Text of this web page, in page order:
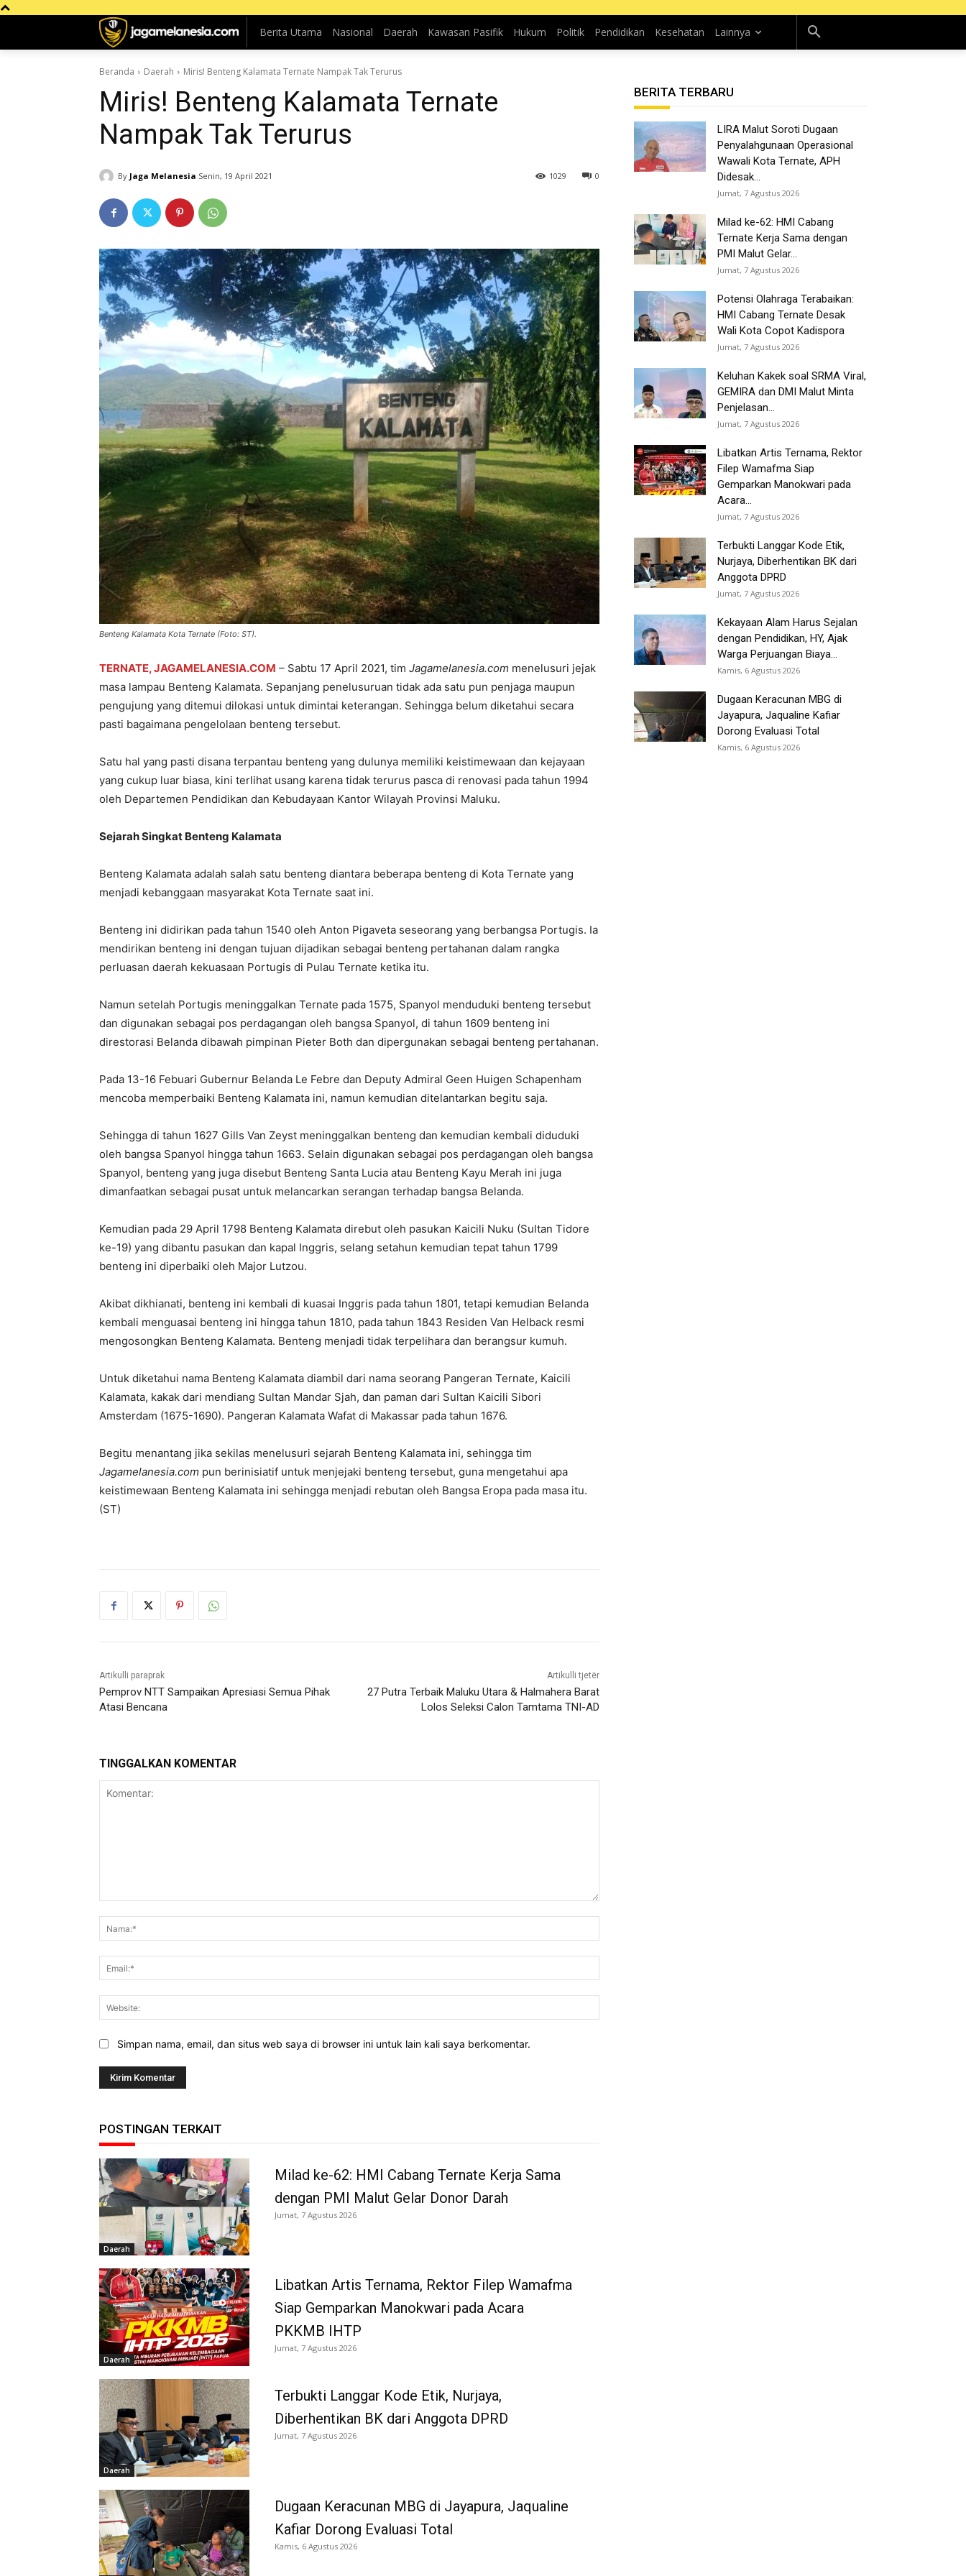
Berita Utama Nasional Daerah Kawasan Pasifik Hukum Politik Pendidikan Kesehatan Lainnya
Beranda Daerah Miris! Benteng Kalamata Ternate Nampak Tak Terurus
Miris! Benteng Kalamata Ternate
Nampak Tak Terurus
By Jaga Melanesia Senin, 19 April 2021 0
1029
Benteng Kalamata Kota Ternate (Foto: ST).
TERNATE, JAGAMELANESIA.COM – Sabtu 17 April 2021, tim Jagamelanesia.com menelusuri jejak
masa lampau Benteng Kalamata. Sepanjang penelusuruan tidak ada satu pun penjaga maupun
pengujung yang ditemui dilokasi untuk dimintai keterangan. Sehingga belum diketahui secara
pasti bagaimana pengelolaan benteng tersebut.
Satu hal yang pasti disana terpantau benteng yang dulunya memiliki keistimewaan dan kejayaan
yang cukup luar biasa, kini terlihat usang karena tidak terurus pasca di renovasi pada tahun 1994
oleh Departemen Pendidikan dan Kebudayaan Kantor Wilayah Provinsi Maluku.
Sejarah Singkat Benteng Kalamata
Benteng Kalamata adalah salah satu benteng diantara beberapa benteng di Kota Ternate yang
menjadi kebanggaan masyarakat Kota Ternate saat ini.
Benteng ini didirikan pada tahun 1540 oleh Anton Pigaveta seseorang yang berbangsa Portugis. Ia
mendirikan benteng ini dengan tujuan dijadikan sebagai benteng pertahanan dalam rangka
perluasan daerah kekuasaan Portugis di Pulau Ternate ketika itu.
Namun setelah Portugis meninggalkan Ternate pada 1575, Spanyol menduduki benteng tersebut
dan digunakan sebagai pos perdagangan oleh bangsa Spanyol, di tahun 1609 benteng ini
direstorasi Belanda dibawah pimpinan Pieter Both dan dipergunakan sebagai benteng pertahanan.
Pada 13-16 Febuari Gubernur Belanda Le Febre dan Deputy Admiral Geen Huigen Schapenham
mencoba memperbaiki Benteng Kalamata ini, namun kemudian ditelantarkan begitu saja.
Sehingga di tahun 1627 Gills Van Zeyst meninggalkan benteng dan kemudian kembali diduduki
oleh bangsa Spanyol hingga tahun 1663. Selain digunakan sebagai pos perdagangan oleh bangsa
Spanyol, benteng yang juga disebut Benteng Santa Lucia atau Benteng Kayu Merah ini juga
dimanfaatkan sebagai pusat untuk melancarkan serangan terhadap bangsa Belanda.
Kemudian pada 29 April 1798 Benteng Kalamata direbut oleh pasukan Kaicili Nuku (Sultan Tidore
ke-19) yang dibantu pasukan dan kapal Inggris, selang setahun kemudian tepat tahun 1799
benteng ini diperbaiki oleh Major Lutzou.
Akibat dikhianati, benteng ini kembali di kuasai Inggris pada tahun 1801, tetapi kemudian Belanda
kembali menguasai benteng ini hingga tahun 1810, pada tahun 1843 Residen Van Helback resmi
mengosongkan Benteng Kalamata. Benteng menjadi tidak terpelihara dan berangsur kumuh.
Untuk diketahui nama Benteng Kalamata diambil dari nama seorang Pangeran Ternate, Kaicili
Kalamata, kakak dari mendiang Sultan Mandar Sjah, dan paman dari Sultan Kaicili Sibori
Amsterdam (1675-1690). Pangeran Kalamata Wafat di Makassar pada tahun 1676.
Begitu menantang jika sekilas menelusuri sejarah Benteng Kalamata ini, sehingga tim
Jagamelanesia.com pun berinisiatif untuk menjejaki benteng tersebut, guna mengetahui apa
keistimewaan Benteng Kalamata ini sehingga menjadi rebutan oleh Bangsa Eropa pada masa itu.
(ST)
Artikulli paraprak
Pemprov NTT Sampaikan Apresiasi Semua Pihak
Atasi Bencana
Artikulli tjetër
27 Putra Terbaik Maluku Utara & Halmahera Barat
Lolos Seleksi Calon Tamtama TNI-AD
TINGGALKAN KOMENTAR
Simpan nama, email, dan situs web saya di browser ini untuk lain kali saya berkomentar.
POSTINGAN TERKAIT
Daerah
Milad ke-62: HMI Cabang Ternate Kerja Sama
dengan PMI Malut Gelar Donor Darah
Jumat, 7 Agustus 2026
Daerah
Libatkan Artis Ternama, Rektor Filep Wamafma
Siap Gemparkan Manokwari pada Acara
PKKMB IHTP
Jumat, 7 Agustus 2026
Daerah
Terbukti Langgar Kode Etik, Nurjaya,
Diberhentikan BK dari Anggota DPRD
Jumat, 7 Agustus 2026
Dugaan Keracunan MBG di Jayapura, Jaqualine
Kafiar Dorong Evaluasi Total
Kamis, 6 Agustus 2026
BERITA TERBARU
LIRA Malut Soroti Dugaan
Penyalahgunaan Operasional
Wawali Kota Ternate, APH
Didesak...
Jumat, 7 Agustus 2026
Milad ke-62: HMI Cabang
Ternate Kerja Sama dengan
PMI Malut Gelar...
Jumat, 7 Agustus 2026
Potensi Olahraga Terabaikan:
HMI Cabang Ternate Desak
Wali Kota Copot Kadispora
Jumat, 7 Agustus 2026
Keluhan Kakek soal SRMA Viral,
GEMIRA dan DMI Malut Minta
Penjelasan...
Jumat, 7 Agustus 2026
Libatkan Artis Ternama, Rektor
Filep Wamafma Siap
Gemparkan Manokwari pada
Acara...
Jumat, 7 Agustus 2026
Terbukti Langgar Kode Etik,
Nurjaya, Diberhentikan BK dari
Anggota DPRD
Jumat, 7 Agustus 2026
Kekayaan Alam Harus Sejalan
dengan Pendidikan, HY, Ajak
Warga Perjuangan Biaya...
Kamis, 6 Agustus 2026
Dugaan Keracunan MBG di
Jayapura, Jaqualine Kafiar
Dorong Evaluasi Total
Kamis, 6 Agustus 2026